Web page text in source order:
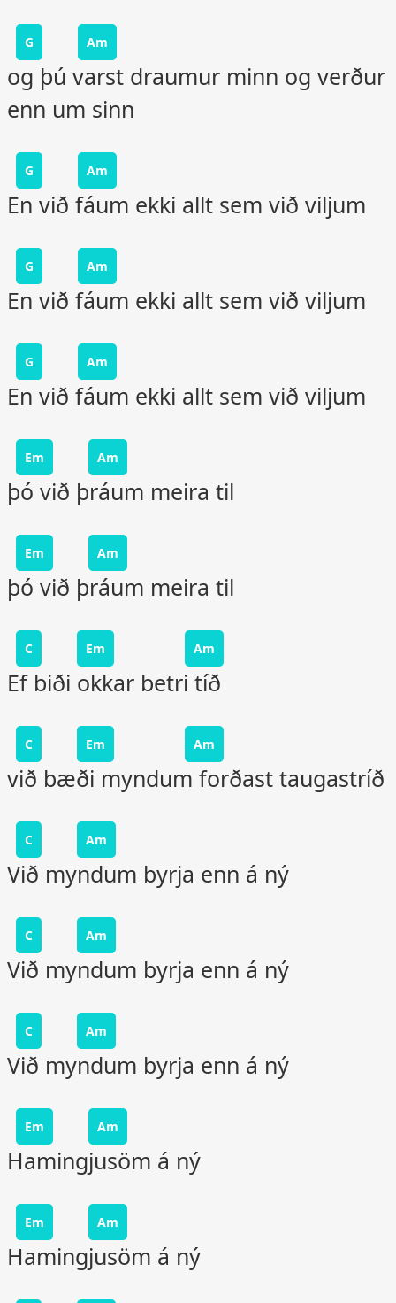
G Am
og þú varst draumur minn og verður
enn um sinn
G Am
En við fáum ekki allt sem við viljum
G Am
En við fáum ekki allt sem við viljum
G Am
En við fáum ekki allt sem við viljum
Em Am
þó við þráum meira til
Em Am
þó við þráum meira til
C Em Am
Ef biði okkar betri tíð
C Em Am
við bæði myndum forðast taugastríð
C Am
Við myndum byrja enn á ný
C Am
Við myndum byrja enn á ný
C Am
Við myndum byrja enn á ný
Em Am
Hamingjusöm á ný
Em Am
Hamingjusöm á ný